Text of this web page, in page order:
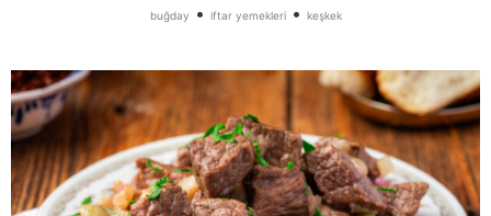
buğday • iftar yemekleri• keşkek